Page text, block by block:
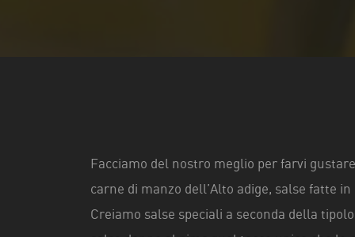
Facciamo del nostro meglio per farvi
carne di manzo dell’Alto adige, salse fatte
Creiamo salse speciali a seconda della